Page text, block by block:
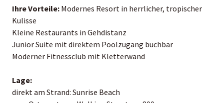
Ihre Vorteile: Modernes Resort in herrlicher, tropischer
Kulisse
Kleine Restaurants in Gehdistanz
Junior Suite mit direktem Poolzugang buchbar
Moderner Fitnessclub mit Kletterwand
Lage:
direkt am Strand: Sunrise Beach